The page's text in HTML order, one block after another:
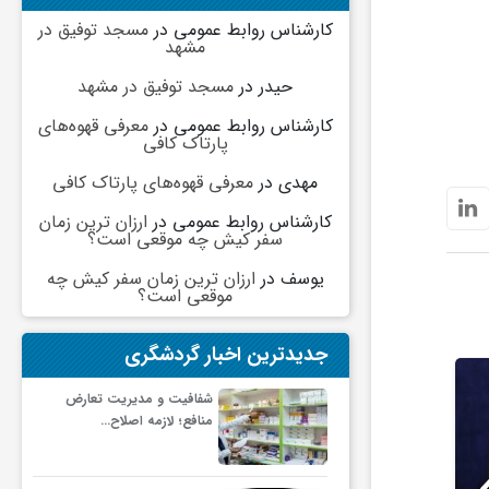
کارشناس روابط عمومی درمسجد توفیق در
مشهد
حیدردر مسجد توفیق در مشهد
کارشناس روابط عمومی درمعرفی قهوه‌های
پارتاک کافی
مهدیدر معرفی قهوه‌های پارتاک کافی
کارشناس روابط عمومی در ارزان ترین زمان
سفر کیش چه موقعی است؟
یوسف در ارزان ترین زمان سفر کیش چه
موقعی است؟
جدیدترین اخبار گردشگری
شفافیت و مدیریت تعارض
منافع؛ لازمه اصلاح…